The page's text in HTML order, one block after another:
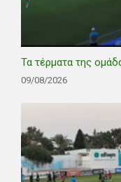
Τα τέρματα της
09/08/2026